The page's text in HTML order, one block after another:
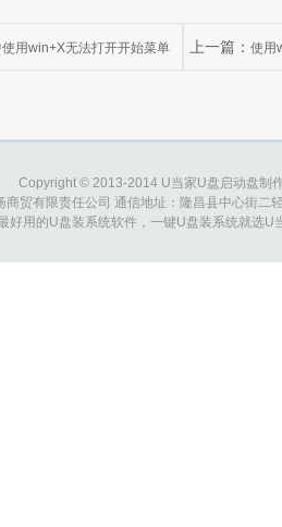
用win+X无法打开开始菜单 上一篇： 使用
Copyright © 2013-2014 U当家U盘启动盘制
商贸有限责任公司 通信地址：隆昌县中心街
好用的U盘装系统软件，一键U盘装系统就选